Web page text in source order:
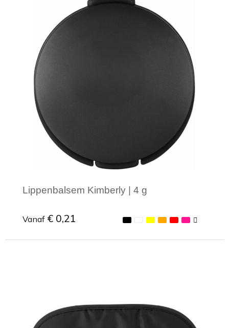
Minimale afname: 1
Lippenbalsem Kimberly | 4 g
Vanaf € 0,21